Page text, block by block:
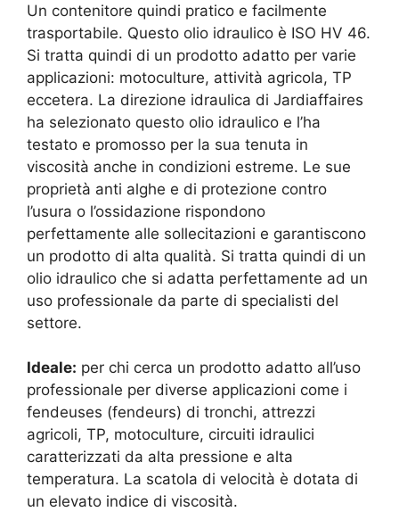
Un contenitore quindi pratico e facilmente
trasportabile. Questo olio idraulico è ISO HV 46.
Si tratta quindi di un prodotto adatto per varie
applicazioni: motoculture, attività agricola, TP
eccetera. La direzione idraulica di Jardiaffaires
ha selezionato questo olio idraulico e l’ha
testato e promosso per la sua tenuta in
viscosità anche in condizioni estreme. Le sue
proprietà anti alghe e di protezione contro
l’usura o l’ossidazione rispondono
perfettamente alle sollecitazioni e garantiscono
un prodotto di alta qualità. Si tratta quindi di un
olio idraulico che si adatta perfettamente ad un
uso professionale da parte di specialisti del
settore.
Ideale: per chi cerca un prodotto adatto all’uso
professionale per diverse applicazioni come i
fendeuses (fendeurs) di tronchi, attrezzi
agricoli, TP, motoculture, circuiti idraulici
caratterizzati da alta pressione e alta
temperatura. La scatola di velocità è dotata di
un elevato indice di viscosità.